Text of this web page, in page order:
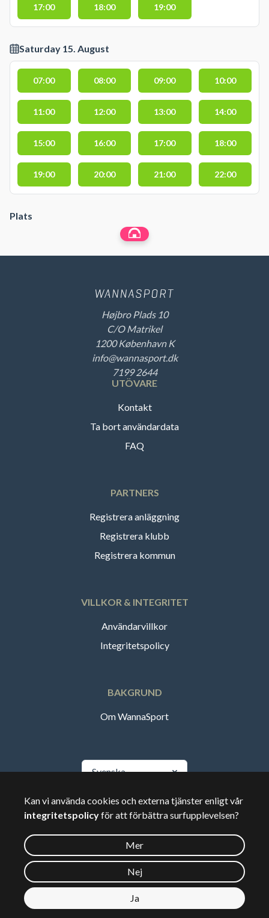
17:00 18:00 19:00
Saturday 15. August
07:00 08:00 09:00 10:00
11:00 12:00 13:00 14:00
15:00 16:00 17:00 18:00
19:00 20:00 21:00 22:00
Plats
Højbro Plads 10
C/O Matrikel
1200 København K
info@wannasport.dk
7199 2644
UTÖVARE
Kontakt
Ta bort användardata
FAQ
PARTNERS
Registrera anläggning
Registrera klubb
Registrera kommun
VILLKOR & INTEGRITET
Användarvillkor
Integritetspolicy
BAKGRUND
Om WannaSport
Svenska
🇸🇪Sverige
©2026Wannasport.dk
Privata uppgifter
Kan vi använda cookies och externa tjänster enligt vår
integritetspolicyför att förbättra surfupplevelsen?
Mer
Nej
Ja